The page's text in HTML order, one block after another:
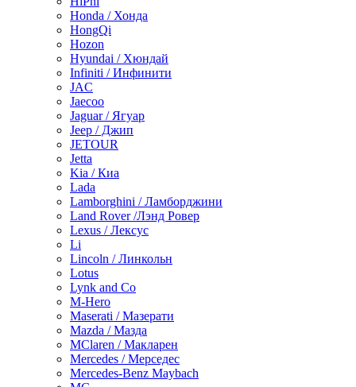
Honda / Хонда
HongQi
Hozon
Hyundai / Хюндай
Infiniti / Инфинити
JAC
Jaecoo
Jaguar / Ягуар
Jeep / Джип
JETOUR
Jetta
Kia / Киа
Lada
Lamborghini / Ламборджини
Land Rover /Лэнд Ровер
Lexus / Лексус
Li
Lincoln / Линкольн
Lotus
Lynk and Co
M-Hero
Maserati / Мазерати
Mazda / Мазда
MClaren / Макларен
Mercedes / Мерседес
Mercedes-Benz Maybach